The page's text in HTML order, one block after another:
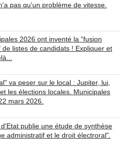
pas qu'un problème de vitesse.
2026 ont inventé la "fusion
de listes de candidats ! Expliquer et
va peser sur le local : Jupiter, lui,
les élections locales. Municipales
mars 2026.
publie une étude de synthèse
administratif et le droit électroral".